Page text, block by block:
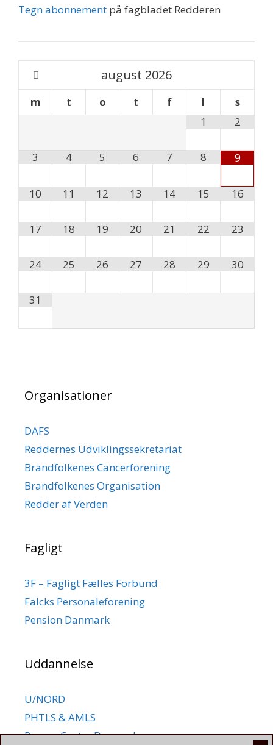
Tegn abonnement på fagbladet Redderen
august 2026
m t o t f l
s
1
2
3 4 5 6 7 8 9
10 11 12 13 14 15 16
17 18 19 20 21 22 23
24 25 26 27 28 29 30
31
Organisationer
DAFS
Reddernes Udviklingssekretariat
Brandfolkenes Cancerforening
Brandfolkenes Organisation
Redder af Verden
Fagligt
3F – Fagligt Fælles Forbund
Falcks Personaleforening
Pension Danmark
Uddannelse
U/NORD
PHTLS & AMLS
Rescue Center Denmark